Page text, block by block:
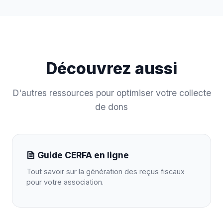
Découvrez aussi
D'autres ressources pour optimiser votre collecte
de dons
Guide CERFA en ligne
Tout savoir sur la génération des reçus fiscaux
pour votre association.